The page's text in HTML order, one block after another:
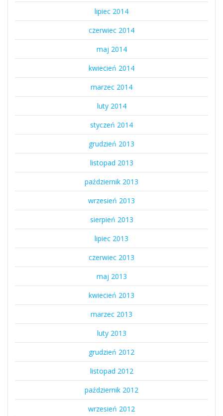
lipiec 2014
czerwiec 2014
maj 2014
kwiecień 2014
marzec 2014
luty 2014
styczeń 2014
grudzień 2013
listopad 2013
październik 2013
wrzesień 2013
sierpień 2013
lipiec 2013
czerwiec 2013
maj 2013
kwiecień 2013
marzec 2013
luty 2013
grudzień 2012
listopad 2012
październik 2012
wrzesień 2012